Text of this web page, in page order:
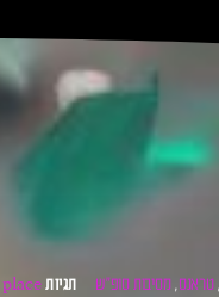
טראנס,מסיבות סופ"ש תגיות